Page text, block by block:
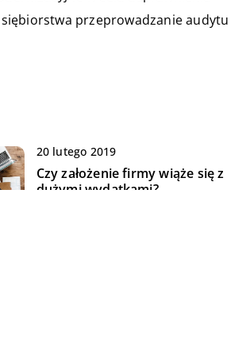
przeprowadzanie audytu
20 lutego 2019
Czy założenie firmy wiąże się z
dużymi wydatkami?